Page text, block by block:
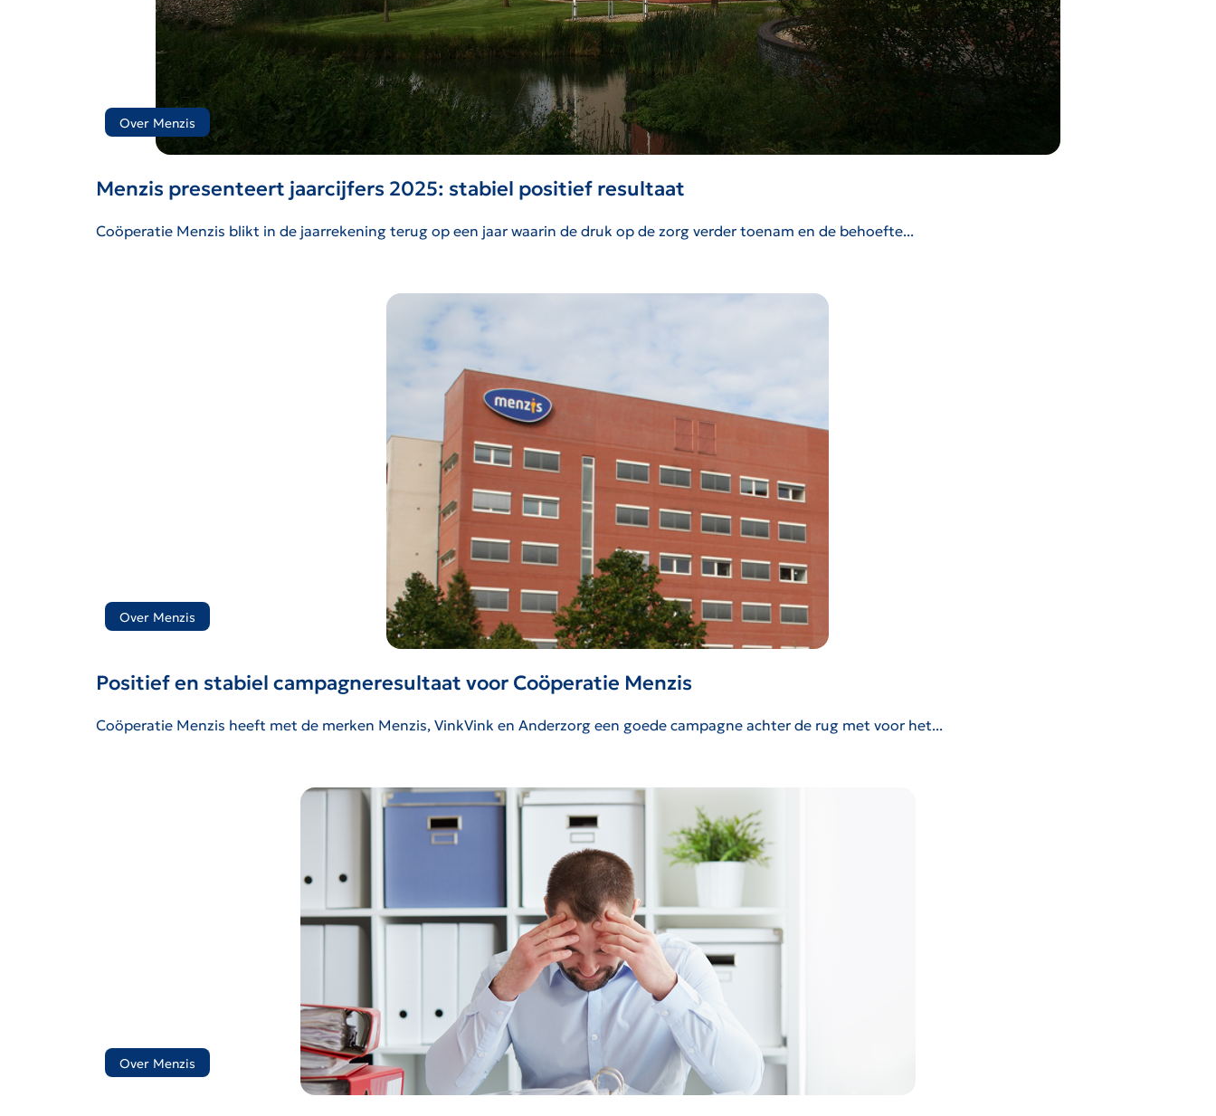
Over Menzis
Menzis presenteert jaarcijfers 2025: stabiel positief resultaat
Coöperatie Menzis blikt in de jaarrekening terug op een jaar waarin de druk op de zorg verder toenam en de behoefte...
Over Menzis
Positief en stabiel campagneresultaat voor Coöperatie Menzis
Coöperatie Menzis heeft met de merken Menzis, VinkVink en Anderzorg een goede campagne achter de rug met voor het...
Over Menzis